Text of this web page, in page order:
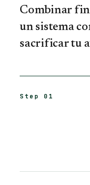
Combinar
un sistema
sacrificar tu
Step 01